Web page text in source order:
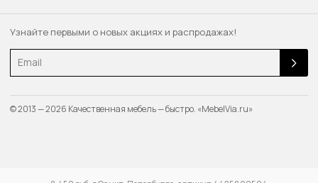
Узнайте первыми о новых акциях и распродажах!
Email
© 2013 — 2026 Качественная мебель — быстро. «MebelVia.ru»